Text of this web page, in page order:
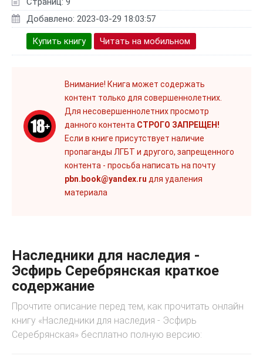
Добавлено: 2023-03-29 18:03:57
Купить книгу Читать на мобильном
Внимание! Книга может содержать
контент только для совершеннолетних.
Для несовершеннолетних просмотр
данного контента СТРОГО ЗАПРЕЩЕН!
Если в книге присутствует наличие
пропаганды ЛГБТ и другого, запрещенного
контента - просьба написать на почту
pbn.book@yandex.ru для удаления
материала
Наследники для наследия -
Эсфирь Серебрянская краткое
содержание
Прочтите описание перед тем, как прочитать онлайн
книгу «Наследники для наследия - Эсфирь
Серебрянская» бесплатно полную версию: